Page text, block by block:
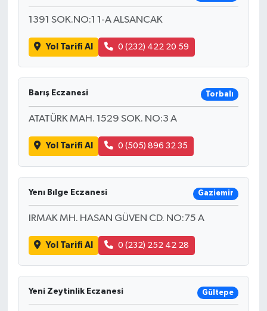
1391 SOK.NO:1 1-A ALSANCAK
Yol Tarifi Al 0 (232) 422 20 59
Barış Eczanesi Torbalı
ATATÜRK MAH. 1529 SOK. NO:3 A
Yol Tarifi Al 0 (505) 896 32 35
Yenı Bılge Eczanesi Gaziemir
IRMAK MH. HASAN GÜVEN CD. NO:75 A
Yol Tarifi Al 0 (232) 252 42 28
Yeni Zeytinlik Eczanesi Gültepe